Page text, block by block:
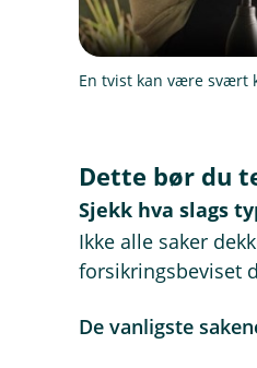
En tvist kan være svært
Dette bør du
Sjekk hva slags
Ikke alle saker
forsikringsbeviset
De vanligste